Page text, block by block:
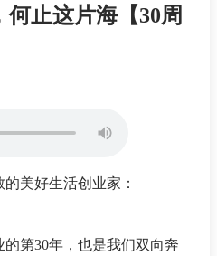
何止这片海【30周
美好生活创业家：
第30年，也是我们双向奔